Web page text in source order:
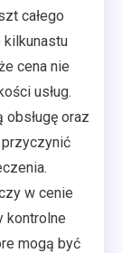
całego
kilkunastu
cena nie
usług.
oraz
w cenie
kontrolne
mogą być